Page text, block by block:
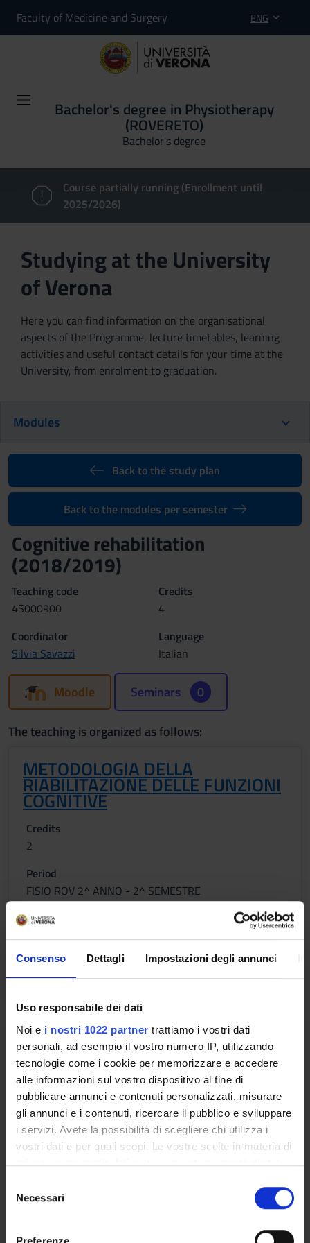
Consenso Dettagli Impostazioni degli annunci
Uso responsabile dei dati
Noi e i nostri 1022 partner trattiamo i vostri dati
personali, ad esempio il vostro numero IP, utilizzando
tecnologie come i cookie per memorizzare e accedere
alle informazioni sul vostro dispositivo al fine di
pubblicare annunci e contenuti personalizzati, misurare
gli annunci e i contenuti, ricercare il pubblico e sviluppare
i servizi. Avete la possibilità di scegliere chi utilizza i
vostri dati e per quali scopi. Le vostre scelte in materia di
privacy sono applicabili solo su questa proprietà digitale
modificare o revocare il proprio consenso in qualsiasi
momento dalla Dichiarazione sui cookie o facendo clic
Necessari
Faculty of Medicine and Surgery ENG
Bachelor's degree in Physiotherapy
(ROVERETO)
Bachelor's degree
Course partially running (Enrollment until
2025/2026)
Studying at the University
of Verona
Here you can find information on the organisational
aspects of the Programme, lecture timetables, learning
activities and useful contact details for your time at the
University, from enrolment to graduation.
Modules
Back to the study plan
Back to the modules per semester
Cognitive rehabilitation
(2018/2019)
Teaching code
4S000900
Credits
4
Coordinator
Silvia Savazzi
Language
Italian
Moodle Seminars 0
The teaching is organized as follows:
METODOLOGIA DELLA
RIABILITAZIONE DELLE FUNZIONI
COGNITIVE
Credits
2
Period
FISIO ROV 2^ ANNO - 2^ SEMESTRE
Location
ROVERETO
Giulia Guglielmetti
Lessons timetable
RIABILITAZIONE DEL LINGUAGGIO
Credits
1
Period
FISIO ROV 2^ ANNO - 2^ SEMESTRE